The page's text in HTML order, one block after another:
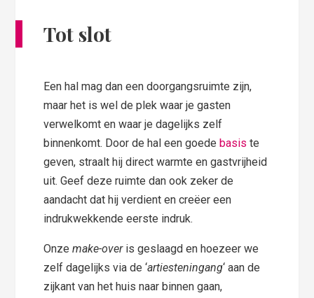
Tot slot
Een hal mag dan een doorgangsruimte zijn,
maar het is wel de plek waar je gasten
verwelkomt en waar je dagelijks zelf
binnenkomt. Door de hal een goede basis te
geven, straalt hij direct warmte en gastvrijheid
uit. Geef deze ruimte dan ook zeker de
aandacht dat hij verdient en creëer een
indrukwekkende eerste indruk.
Onzemake-overis geslaagd en hoezeer we
zelf dagelijks via de ‘artiesteningang‘ aan de
zijkant van het huis naar binnen gaan,